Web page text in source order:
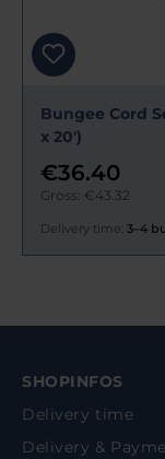
Bungee Cord
x 20')
€36.40
Gross: €43.32
Delivery time: 3–4
SHOPINFOS
Delivery time
Delivery &